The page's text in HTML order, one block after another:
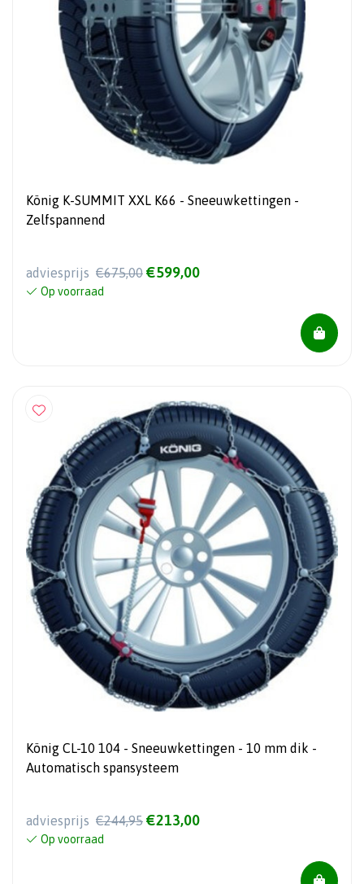
König K-SUMMIT XXL K66 - Sneeuwkettingen -
Zelfspannend
adviesprijs €675,00 €599,00
Op voorraad
König CL-10 104 - Sneeuwkettingen - 10 mm dik -
Automatisch spansysteem
adviesprijs €244,95 €213,00
Op voorraad